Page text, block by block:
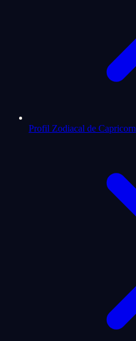
Profil Zodiacal de Capricorn